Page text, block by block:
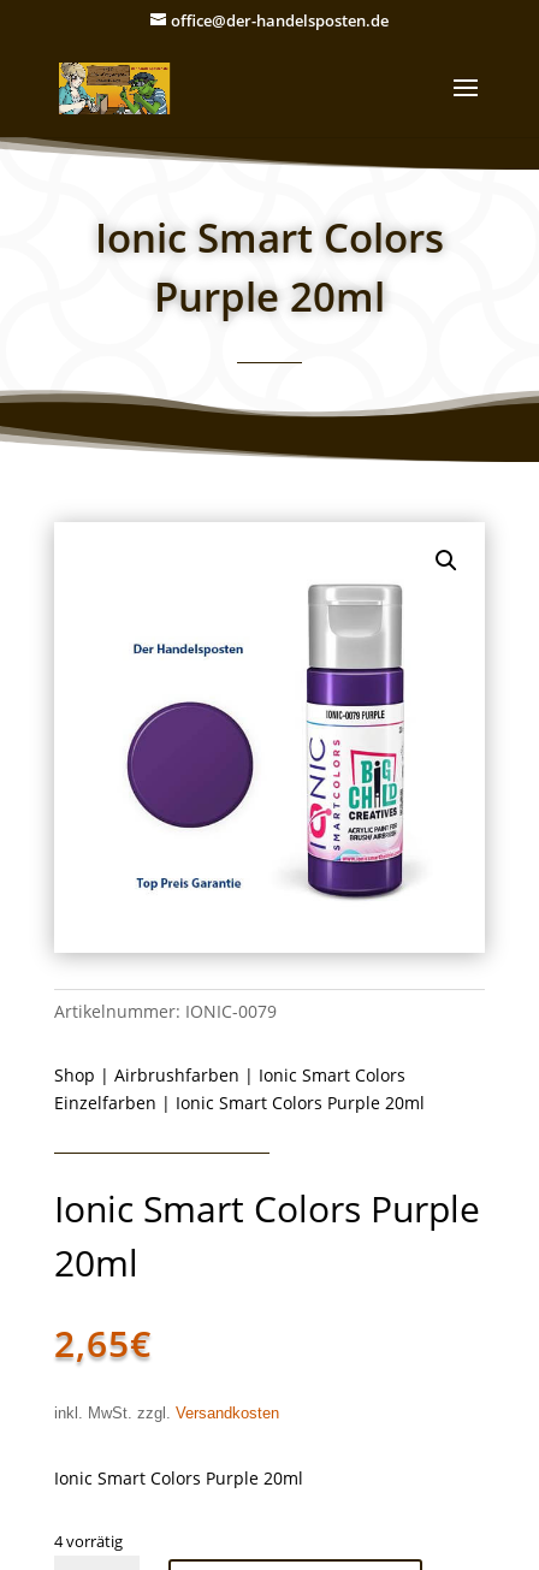
office@der-handelsposten.de
Ionic Smart Colors
Purple 20ml
Artikelnummer: IONIC-0079
Shop | Airbrushfarben | Ionic Smart Colors
Einzelfarben | Ionic Smart Colors Purple 20ml
Ionic Smart Colors Purple
20ml
2,65€
inkl. MwSt. zzgl. Versandkosten
Ionic Smart Colors Purple 20ml
4 vorrätig